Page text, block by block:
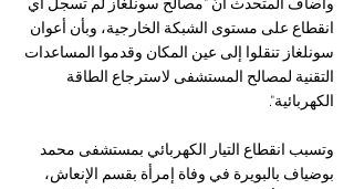
وأضاف المتحدث أنّ "مصالح سونلغاز لم تسجل أي
انقطاع على مستوى الشبكة الخارجية، وبأن أعوان
سونلغاز تنقلوا إلى عين المكان وقدموا المساعدات
التقنية لمصالح المستشفى لاسترجاع الطاقة
الكهربائية".
وتسبب انقطاع التيار الكهربائي بمستشفى محمد
بوضياف بالبويرة في وفاة إمرأة بقسم الإنعاش،